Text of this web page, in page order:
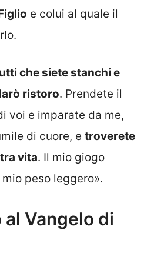
e colui al quale il
che siete stanchi e
ristoro. Prendete il
voi e imparate da me,
di cuore, e troverete
vita. Il mio giogo
peso leggero».
Vangelo di